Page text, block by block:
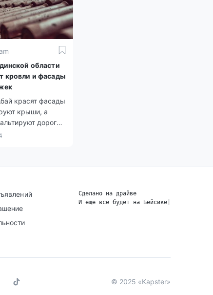
области
кровли и фасады
красят фасады
крыши, а
дороги
деревья,
Сделано на драйве
И еще все будет на Бейсике
© 2025 «Kapster»